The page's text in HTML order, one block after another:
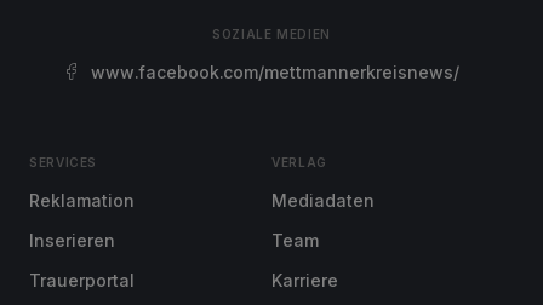
SOZIALE MEDIEN
www.facebook.com/mettmannerkreisnews/
SERVICES
Reklamation
Inserieren
Trauerportal
VERLAG
Mediadaten
Team
Karriere